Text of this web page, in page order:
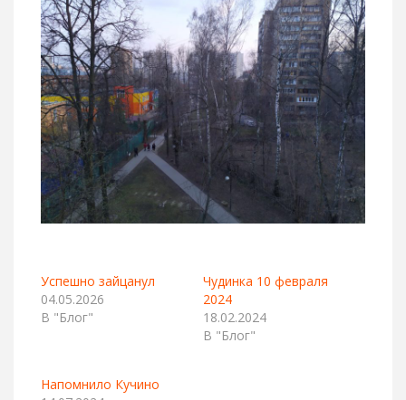
Успешно зайцанул
04.05.2026
В "Блог"
Чудинка 10 февраля
2024
18.02.2024
В "Блог"
Напомнило Кучино